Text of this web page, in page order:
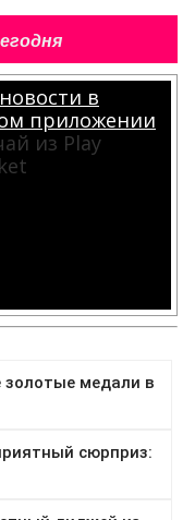
в
приложении
из Play